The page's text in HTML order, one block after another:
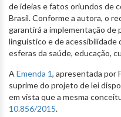
de ideias e fatos oriundos de
Brasil. Conforme a autora, o
garantirá a implementação
linguístico e de acessibilidade
esferas da saúde, educação,
A Emenda 1, apresentada por
suprime do projeto de lei
em vista que a mesma
10.856/2015.